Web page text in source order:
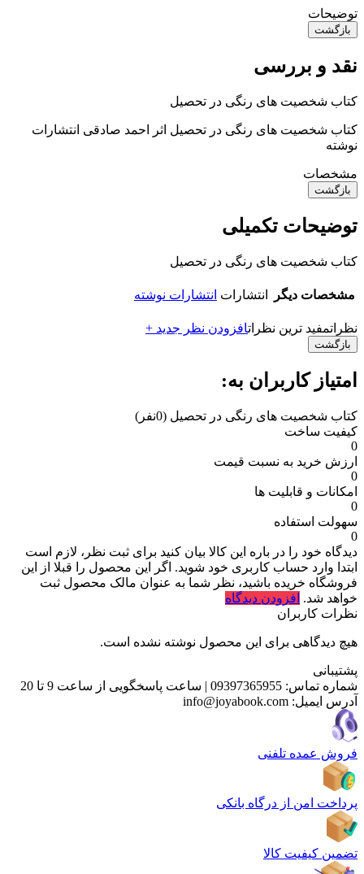
توضیحات
بازگشت
نقد و بررسی
کتاب شخصیت‌ های رنگی در تحصیل
کتاب شخصیت‌ های رنگی در تحصیل اثر احمد صادقی انتشارات
نوشته
مشخصات
بازگشت
توضیحات تکمیلی
کتاب شخصیت‌ های رنگی در تحصیل
مشخصات دیگر انتشارات انتشارات نوشته
نظراتمفید ترین نظراتافزودن نظر جدید +
بازگشت
امتیاز کاربران به:
کتاب شخصیت‌ های رنگی در تحصیل (0نفر)
کیفیت ساخت
0
ارزش خرید به نسبت قیمت
0
امکانات و قابلیت ها
0
سهولت استفاده
0
دیدگاه خود را در باره این کالا بیان کنید برای ثبت نظر، لازم است
ابتدا وارد حساب کاربری خود شوید. اگر این محصول را قبلا از این
فروشگاه خریده باشید، نظر شما به عنوان مالک محصول ثبت
خواهد شد. افزودن دیدگاه
نظرات کاربران
هیچ دیدگاهی برای این محصول نوشته نشده است.
پشتیبانی
شماره تماس: 09397365955
| ساعت پاسخگویی از ساعت 9 تا 20
آدرس ایمیل: info@joyabook.com
فروش عمده تلفنی
پرداخت امن از درگاه بانکی
تضمین کیفیت کالا